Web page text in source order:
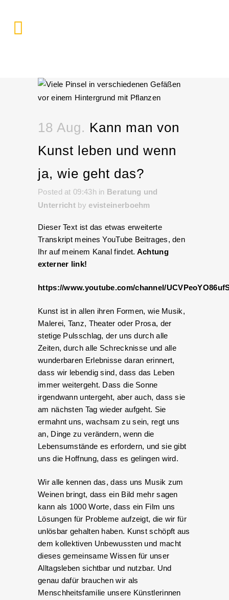
18 Aug. Kann man von
Kunst leben und wenn
ja, wie geht das?
Posted at 09:43h in Beratung und
Unterricht by evisteinerboehm
Dieser Text ist das etwas erweiterte
Transkript meines YouTube Beitrages, den
Ihr auf meinem Kanal findet. Achtung
externer link!
https://www.youtube.com/channel/
Kunst ist in allen ihren Formen, wie Musik,
Malerei, Tanz, Theater oder Prosa, der
stetige Pulsschlag, der uns durch alle
Zeiten, durch alle Schrecknisse und alle
wunderbaren Erlebnisse daran erinnert,
dass wir lebendig sind, dass das Leben
immer weitergeht. Dass die Sonne
irgendwann untergeht, aber auch, dass sie
am nächsten Tag wieder aufgeht. Sie
ermahnt uns, wachsam zu sein, regt uns
an, Dinge zu verändern, wenn die
Lebensumstände es erfordern, und sie gibt
uns die Hoffnung, dass es gelingen wird.
Wir alle kennen das, dass uns Musik zum
Weinen bringt, dass ein Bild mehr sagen
kann als 1000 Worte, dass ein Film uns
Lösungen für Probleme aufzeigt, die wir für
unlösbar gehalten haben. Kunst schöpft aus
dem kollektiven Unbewussten und macht
dieses gemeinsame Wissen für unser
Alltagsleben sichtbar und nutzbar. Und
genau dafür brauchen wir als
Menschheitsfamilie unsere Künstlerinnen